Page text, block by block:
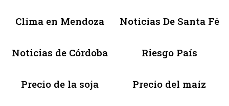
Clima en Mendoza Noticias De Santa Fé
Noticias de Córdoba Riesgo País
Precio de la soja Precio del maíz